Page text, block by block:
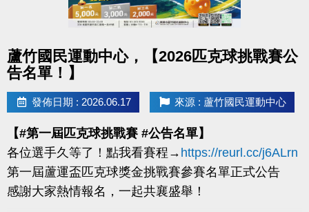
蘆竹國民運動中心，【2026匹克球挑戰賽公
告名單！】
發佈日期 : 2026.06.17 來源 : 蘆竹國民運動中心
【#第一屆匹克球挑戰賽 #公告名單】
各位選手久等了！點我看賽程→https://reurl.cc/j6ALrn
第一屆蘆運盃匹克球獎金挑戰賽參賽名單正式公告
感謝大家熱情報名，一起共襄盛舉！